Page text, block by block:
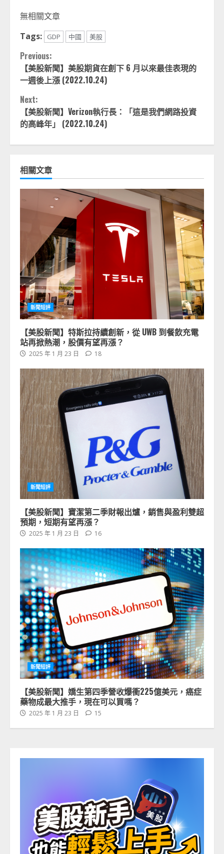
無相關文章
Tags:
GDP 中國 美股
Continue
Reading
Previous:
【美股新聞】美股期貨在創下 6 月以來最佳表現的
一週後上漲 (2022.10.24)
Next:
【美股新聞】Verizon執行長：「這是我們網路投資
的高峰年」 (2022.10.24)
相關文章
新聞短評
【美股新聞】特斯拉持續創新，從 UWB 到餐飲充電
站再掀熱潮，股價有望再漲？
2025 年 1 月 23 日 18
新聞短評
【美股新聞】寶潔第二季財報出爐，銷售與盈利雙超
預期，短期有望再漲？
2025 年 1 月 23 日 16
新聞短評
【美股新聞】嬌生第四季營收爆衝225億美元，癌症
藥物成最大推手，現在可以買嗎？
2025 年 1 月 23 日 15